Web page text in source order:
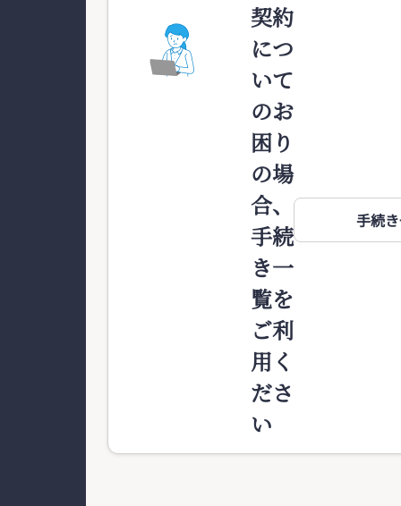
契約
につ
いて
のお
困り
の場
合、
手続
き一
覧を
ご利
用く
ださ
い
手続